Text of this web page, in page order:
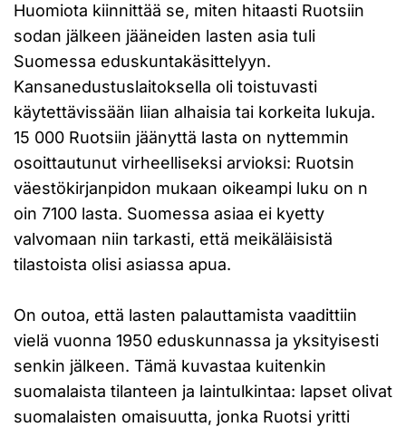
Huomiota kiinnittää se, miten hitaasti Ruotsiin
sodan jälkeen jääneiden lasten asia tuli
Suomessa eduskuntakäsittelyyn.
Kansanedustuslaitoksella oli toistuvasti
käytettävissään liian alhaisia tai korkeita lukuja.
15 000 Ruotsiin jäänyttä lasta on nyttemmin
osoittautunut virheelliseksi arvioksi: Ruotsin
väestökirjanpidon mukaan oikeampi luku on n
oin 7100 lasta. Suomessa asiaa ei kyetty
valvomaan niin tarkasti, että meikäläisistä
tilastoista olisi asiassa apua.
On outoa, että lasten palauttamista vaadittiin
vielä vuonna 1950 eduskunnassa ja yksityisesti
senkin jälkeen. Tämä kuvastaa kuitenkin
suomalaista tilanteen ja laintulkintaa: lapset olivat
suomalaisten omaisuutta, jonka Ruotsi yritti